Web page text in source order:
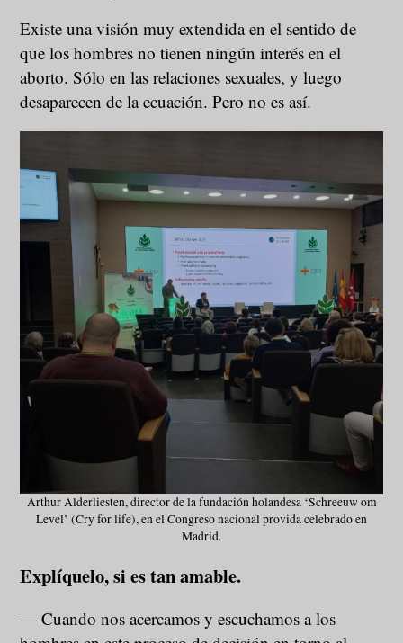
Existe una visión muy extendida en el sentido de
que los hombres no tienen ningún interés en el
aborto. Sólo en las relaciones sexuales, y luego
desaparecen de la ecuación. Pero no es así.
Arthur Alderliesten, director de la fundación holandesa ‘Schreeuw om
Level’ (Cry for life), en el Congreso nacional provida celebrado en
Madrid.
Explíquelo, si es tan amable.
— Cuando nos acercamos y escuchamos a los